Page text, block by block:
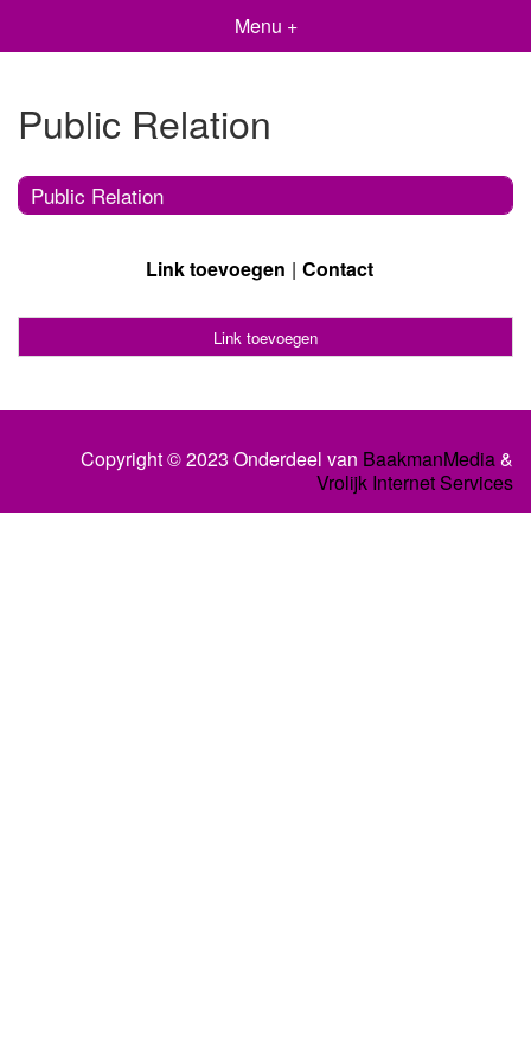
Menu +
Public Relation
Public Relation
Link toevoegen Contact
Link toevoegen
Copyright © 2023 Onderdeel van BaakmanMedia&
Vrolijk Internet Services